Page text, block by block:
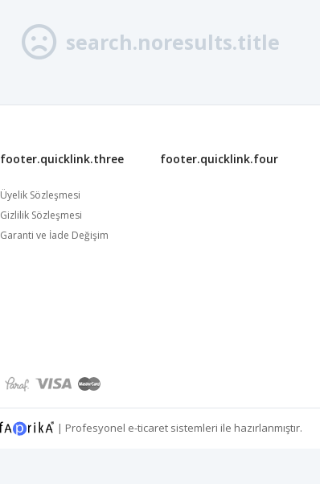
search.noresults.title
footer.quicklink.three
Üyelik Sözleşmesi
Gizlilik Sözleşmesi
Garanti ve İade Değişim
footer.quicklink.four
| Profesyonel e-ticaret sistemleri ile hazırlanmıştır.